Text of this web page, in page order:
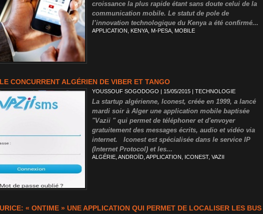
croissance la plus rapide étant sans doute celui de la
communication mobile. Le statut de pole de
l’innovation technologique du Kenya a été confirmé...
APPLICATION KENYA M-PESA MOBILE
CONCURRENT ALGÉRIEN DE VIBER ET TANGO
YOUSSOUF SOGODOGO | 15/05/2015 | TECHNOLOGIE
La startup algérienne, Iconest, créée en 1999, a lancé
mardi soir à Alger une application mobile baptisée
"Vazii " qui permet de téléphoner et d'envoyer
gratuitement des messages écrits, audio et vidéo via
internet. Iconest est spécialisée dans le service IP
(Internet Protocol) et les...
ALGÉRIE ANDROÏD APPLICATION ICONEST, VAZII
« ONTIME » UNE APPLICATION QUI PERMET DE LOCALISER LES BUS